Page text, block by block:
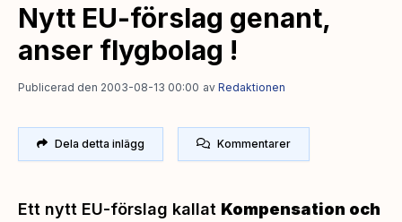
Nytt EU-förslag genant,
anser flygbolag !
Publicerad den 2003-08-13 00:00 av Redaktionen
Dela detta inlägg Kommentarer
Ett nytt EU-förslag kallat Kompensation och